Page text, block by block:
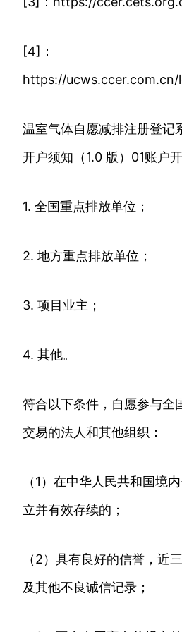
[4]：
https://ucws.ccer.com.cn/
温室气体自愿减排注册登记
开户须知（1.0 版）01账户
1. 全国重点排放单位；
2. 地方重点排放单位；
3. 项目业主；
4. 其他。
符合以下条件，自愿参与全
交易的法人和其他组织：
（1）在中华人民共和国境
立并有效存续的；
（2）具有良好的信誉，近
及其他不良诚信记录；